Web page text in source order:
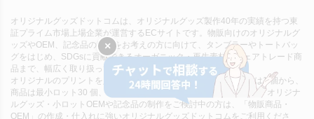
オリジナルグッズドットコムは、オリジナルグッズ製作40年の実績を持つ東
証プライム市場上場企業が運営するECサイトです。物販向けのオリジナルグ
ッズやOEM、記念品の制作をお考えの方に向けて、タンブラーやトートバッ
グをはじめ、SDGsに貢献できるオーガニック・再生素材・フェアトレード商
品まで、幅広く取り扱っております。
オリジナルのプリントを入れて最速2日で出荷OK！無地サンプルは1 個から、
商品は最小ロット30 個、一部商品は1 個 からご注文いただけます。オリジナ
ルグッズ・小ロットOEMや記念品の制作をご検討中の方は、「物販商品・
OEM」の作成・仕入れに強いオリジナルグッズドットコムをご利用くださ
×